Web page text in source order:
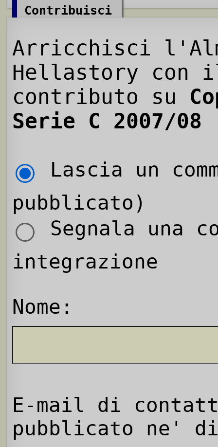
Contribuisci
Arricchisci
Hellastory con
contributo su
Serie C 2007/08
Lascia un
pubblicato)
Segnala una
integrazione
Nome:
E-mail di
pubblicato ne'